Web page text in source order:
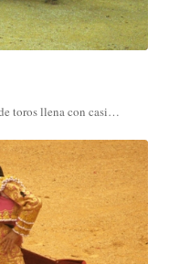
toros llena con casi…